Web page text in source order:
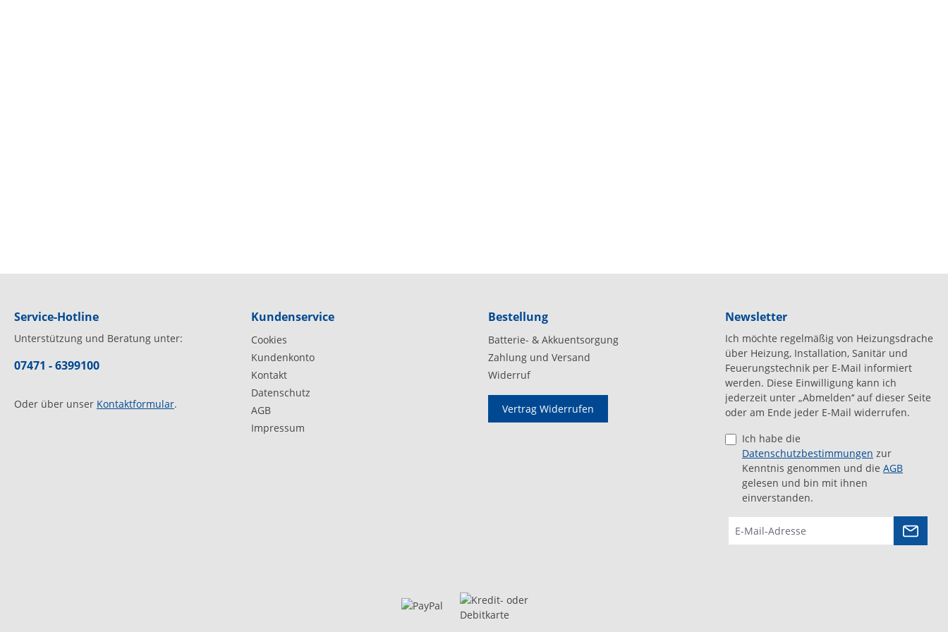
Service-Hotline
Unterstützung und Beratung unter:
07471 - 6399100
Oder über unser Kontaktformular.
Kundenservice
Cookies
Kundenkonto
Kontakt
Datenschutz
AGB
Impressum
Bestellung
Batterie- & Akkuentsorgung
Zahlung und Versand
Widerruf
Vertrag Widerrufen
Newsletter
Ich möchte regelmäßig von Heizungsdrache
über Heizung, Installation, Sanitär und
Feuerungstechnik per E-Mail informiert
werden. Diese Einwilligung kann ich
jederzeit unter „Abmelden‘‘ auf dieser Seite
oder am Ende jeder E-Mail widerrufen.
Ich habe die
Datenschutzbestimmungen zur
Kenntnis genommen und die AGB
gelesen und bin mit ihnen
einverstanden.